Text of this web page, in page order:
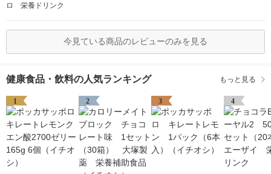
ロ 栄養ドリンク
今見ている商品のレビューのみを見る
健康食品・飲料の人気ランキング もっと見る
1 2 3 4